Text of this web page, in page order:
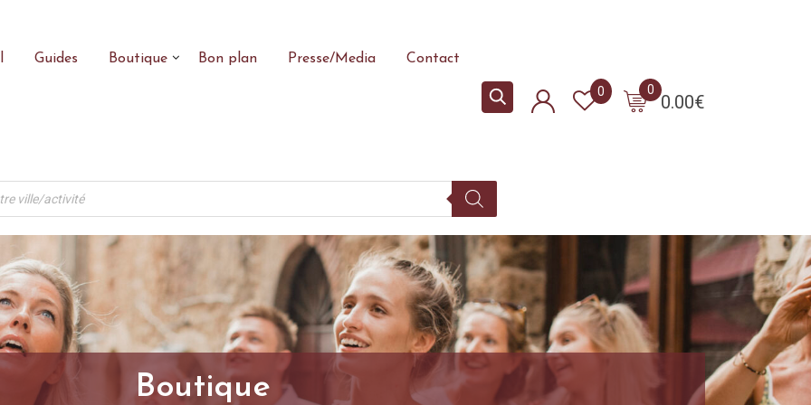
Guides Boutique Bon plan Presse/Media Contact
0.00€
0
0
Boutique